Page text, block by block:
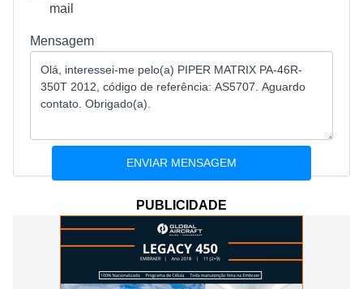
mail
Mensagem
PUBLICIDADE